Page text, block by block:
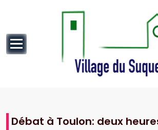
Débat à Toulon: deux